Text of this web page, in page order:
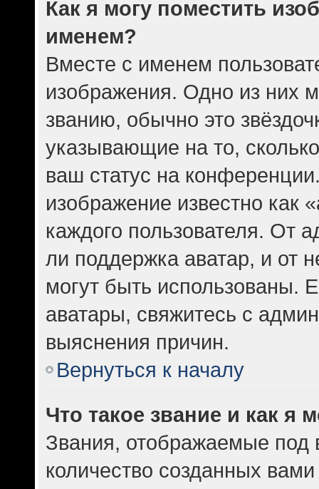
Как я могу поместить
именем?
Вместе с именем
изображения. Одно из них
званию, обычно это
указывающие на то,
ваш статус на
изображение известно как
каждого пользователя. От
ли поддержка аватар, и от
могут быть использованы.
аватары, свяжитесь с
выяснения причин.
Вернуться к началу
Что такое звание и как я
Звания, отображаемые
количество созданных